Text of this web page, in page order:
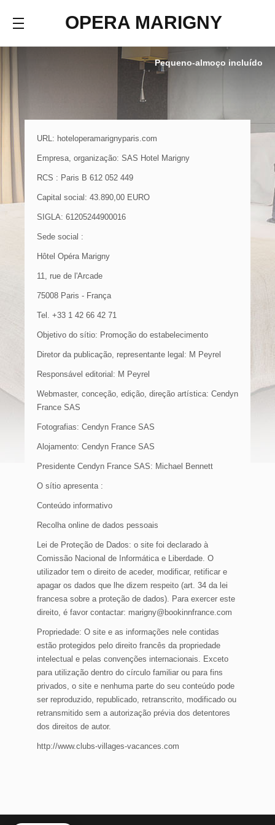
OPERA MARIGNY
Pequeno-almoço incluído
URL: hoteloperamarignyparis.com
Empresa, organização: SAS Hotel Marigny
RCS : Paris B 612 052 449
Capital social: 43.890,00 EURO
SIGLA: 61205244900016
Sede social :
Hôtel Opéra Marigny
11, rue de l'Arcade
75008 Paris - França
Tel. +33 1 42 66 42 71
Objetivo do sítio: Promoção do estabelecimento
Diretor da publicação, representante legal: M Peyrel
Responsável editorial: M Peyrel
Webmaster, conceção, edição, direção artística: Cendyn
France SAS
Fotografias: Cendyn France SAS
Alojamento: Cendyn France SAS
Presidente Cendyn France SAS: Michael Bennett
O sítio apresenta :
Conteúdo informativo
Recolha online de dados pessoais
Lei de Proteção de Dados: o site foi declarado à
Comissão Nacional de Informática e Liberdade. O
utilizador tem o direito de aceder, modificar, retificar e
apagar os dados que lhe dizem respeito (art. 34 da lei
francesa sobre a proteção de dados). Para exercer este
direito, é favor contactar: marigny@bookinnfrance.com
Propriedade: O site e as informações nele contidas
estão protegidos pelo direito francês da propriedade
intelectual e pelas convenções internacionais. Exceto
para utilização dentro do círculo familiar ou para fins
privados, o site e nenhuma parte do seu conteúdo pode
ser reproduzido, republicado, retranscrito, modificado ou
retransmitido sem a autorização prévia dos detentores
dos direitos de autor.
http://www.clubs-villages-vacances.com